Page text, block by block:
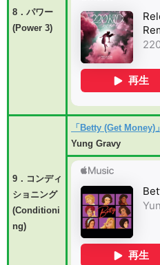
8．パワー
(Power 3)
9．コンディ
ショニング
(Conditioni
ng)
「Betty (Get Money)」
Yung Gravy